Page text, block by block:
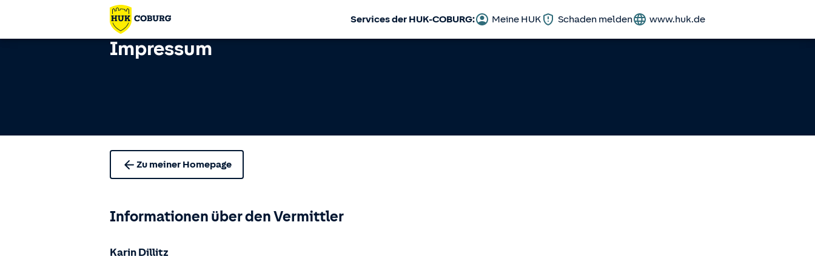
Services der HUK-COBURG: Meine HUK Schaden melden www.huk.de
Impressum
Zu meiner Homepage
Informationen über den Vermittler
Karin Dillitz